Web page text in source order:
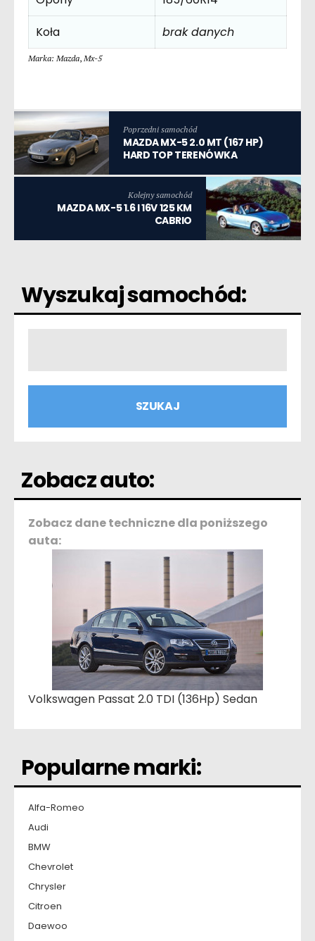
Koła
brak danych
Marka: Mazda, Mx-5
Poprzedni samochód
MAZDA MX-5 2.0 MT (167 HP)
HARD TOP TERENÓWKA
Kolejny samochód
MAZDA MX-5 1.6 I 16V 125 KM
CABRIO
Wyszukaj samochód:
Zobacz auto:
Zobacz dane techniczne dla poniższego
auta:
Volkswagen Passat 2.0 TDI (136Hp) Sedan
Popularne marki:
Alfa-Romeo
Audi
BMW
Chevrolet
Chrysler
Citroen
Daewoo